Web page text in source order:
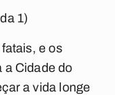
1)
e os
a Cidade do
a vida longe